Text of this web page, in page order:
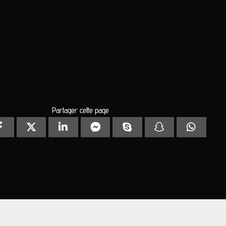
Partager cette page